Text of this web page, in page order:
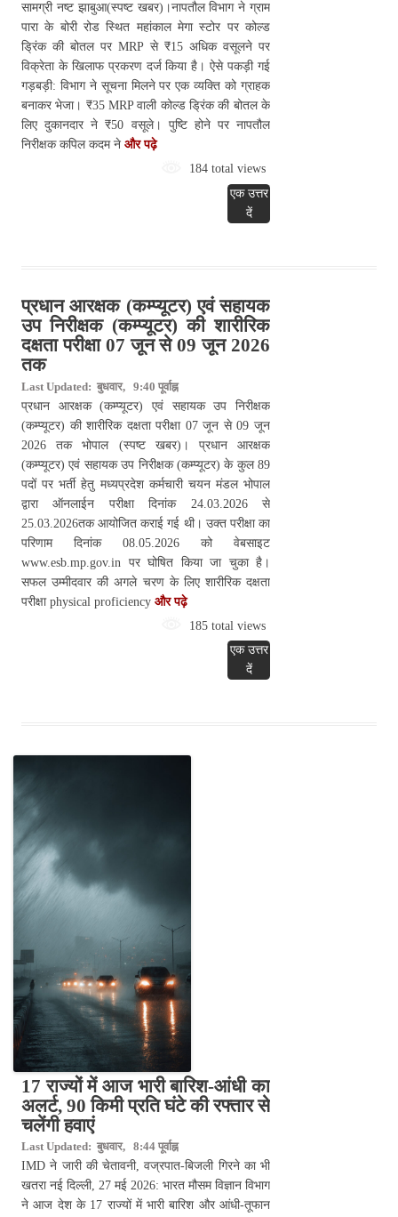
सामग्री नष्ट झाबुआ(स्पष्ट खबर)।नापतौल विभाग ने ग्राम
पारा के बोरी रोड स्थित महांकाल मेगा स्टोर पर कोल्ड
ड्रिंक की बोतल पर MRP से ₹15 अधिक वसूलने पर
विक्रेता के खिलाफ प्रकरण दर्ज किया है। ऐसे पकड़ी गई
गड़बड़ी: विभाग ने सूचना मिलने पर एक व्यक्ति को ग्राहक
बनाकर भेजा। ₹35 MRP वाली कोल्ड ड्रिंक की बोतल के
लिए दुकानदार ने ₹50 वसूले। पुष्टि होने पर नापतौल
निरीक्षक कपिल कदम ने और पढ़े
184 total views
एक उत्तर
दें
प्रधान आरक्षक (कम्‍प्‍यूटर) एवं सहायक
उप निरीक्षक (कम्‍प्‍यूटर) की शारीरिक
दक्षता परीक्षा 07 जून से 09 जून 2026
तक
Last Updated: बुधवार, 9:40 पूर्वाह्न
प्रधान आरक्षक (कम्‍प्‍यूटर) एवं सहायक उप निरीक्षक
(कम्‍प्‍यूटर) की शारीरिक दक्षता परीक्षा 07 जून से 09 जून
2026 तक भोपाल (स्पष्ट खबर)। प्रधान आरक्षक
(कम्‍प्‍यूटर) एवं सहायक उप निरीक्षक (कम्‍प्‍यूटर) के कुल 89
पदों पर भर्ती हेतु मध्‍यप्रदेश कर्मचारी चयन मंडल भोपाल
द्वारा ऑनलाईन परीक्षा दिनांक 24.03.2026 से
25.03.2026तक आयोजित कराई गई थी। उक्त परीक्षा का
परिणाम दिनांक 08.05.2026 को वेबसाइट
www.esb.mp.gov.in पर घोषित किया जा चुका है।
सफल उम्‍मीदवार की अगले चरण के लिए शारीरिक दक्षता
परीक्षा physical proficiency और पढ़े
185 total views
एक उत्तर
दें
17 राज्यों में आज भारी बारिश-आंधी का
अलर्ट, 90 किमी प्रति घंटे की रफ्तार से
चलेंगी हवाएं
Last Updated: बुधवार, 8:44 पूर्वाह्न
IMD ने जारी की चेतावनी, वज्रपात-बिजली गिरने का भी
खतरा नई दिल्ली, 27 मई 2026: भारत मौसम विज्ञान विभाग
ने आज देश के 17 राज्यों में भारी बारिश और आंधी-तूफान